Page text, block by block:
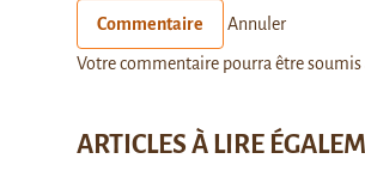
Commentaire Annuler
Votre commentaire pourra être soumis
ARTICLES À LIRE